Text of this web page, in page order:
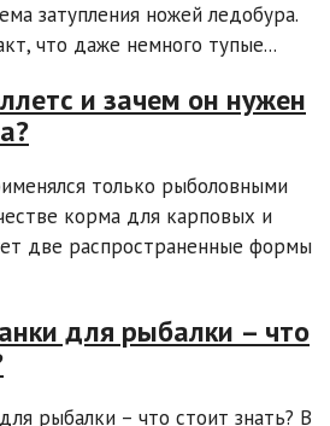
затупления ножей ледобура.
что даже немного тупые...
и зачем он нужен
только рыболовными
корма для карповых и
две распространенные формы
для рыбалки – что
рыбалки – что стоит знать? В